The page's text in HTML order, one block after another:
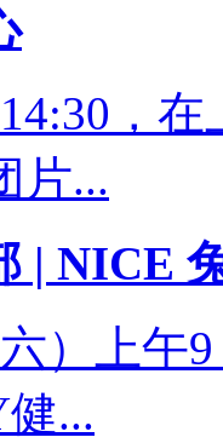
，
片...
| NICE
）上午
...